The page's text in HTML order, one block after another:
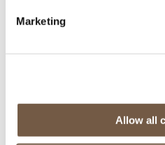
Marketing
Allow all
Principaux
Genève - Lyon -